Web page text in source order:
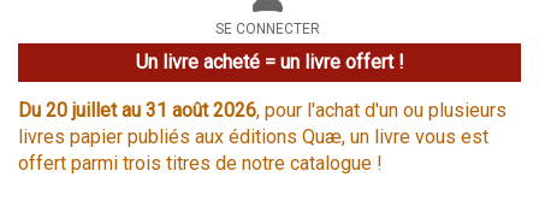
site
SE CONNECTER
Un livre acheté = un livre offert !
Du 20 juillet au 31 août 2026, pour l'achat d'un ou plusieurs
livres papier publiés aux éditions Quæ, un livre vous est
offert parmi trois titres de notre catalogue !